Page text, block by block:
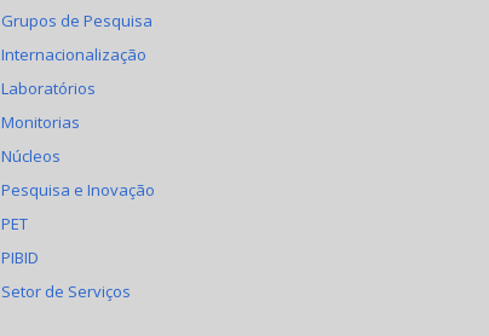
Grupos de Pesquisa
Internacionalização
Laboratórios
Monitorias
Núcleos
Pesquisa e Inovação
PET
PIBID
Setor de Serviços